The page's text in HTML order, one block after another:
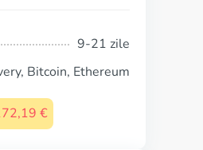
9-21 zile
Bitcoin, Ethereum
€